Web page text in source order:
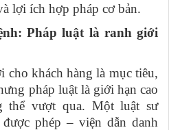
lợi ích hợp pháp cơ bản.
Pháp luật là ranh giới
cho khách hàng là mục tiêu,
pháp luật là giới hạn cao
thể vượt qua. Một luật sư
phép – viện dẫn danh